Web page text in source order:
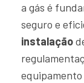
a gás é
seguro e
instalação